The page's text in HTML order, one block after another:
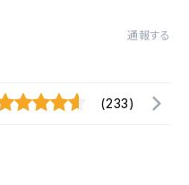
通報する
(233)